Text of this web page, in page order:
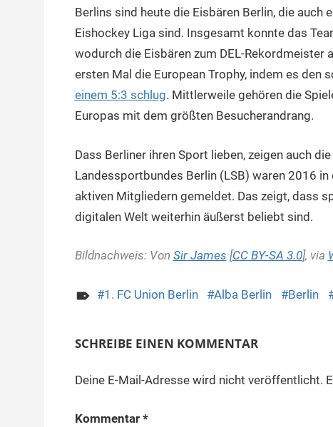
Berlins sind heute die Eisbären Berlin, die
Eishockey Liga sind. Insgesamt konnte das
wodurch die Eisbären zum DEL-Rekordmeister
ersten Mal die European Trophy, indem es den
einem 5:3 schlug. Mittlerweile gehören die
Europas mit dem größten Besucherandrang.
Dass Berliner ihren Sport lieben, zeigen auch
Landessportbundes Berlin (LSB) waren 2016
aktiven Mitgliedern gemeldet. Das zeigt, dass
digitalen Welt weiterhin äußerst beliebt sind.
Bildnachweis: Von Sir James [CC BY-SA 3.0], via
1. FC Union Berlin Alba Berlin Berlin
SCHREIBE EINEN KOMMENTAR
Deine E-Mail-Adresse wird nicht veröffentlicht.
Kommentar *